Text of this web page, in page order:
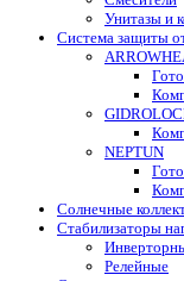
Унитазы и
Система защиты
NEPTUN
Солнечные
Стабилизаторы
Релейные